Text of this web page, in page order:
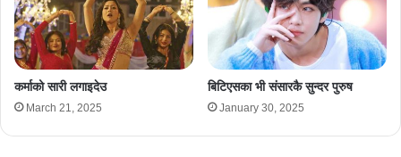
कर्माको सारी लगाइदेउ
March 21, 2025
बिटिएसका भी संसारकै सुन्दर पुरुष
January 30, 2025